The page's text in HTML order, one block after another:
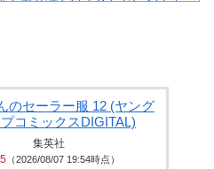
ント(48歳)、生配信中に自傷
てフ...
のやりとり、「地獄すぎて
のセーラー服 12 (ヤング
コミックスDIGITAL)
集英社
（2026/08/07 19:54時点）